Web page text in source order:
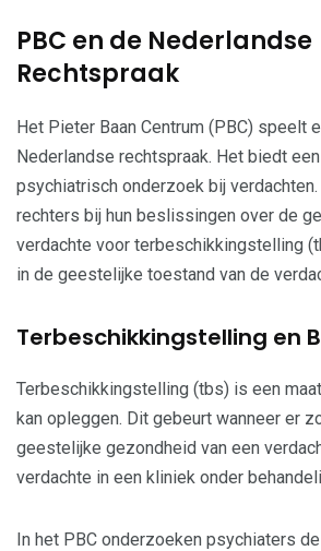
PBC en de Nederlandse
Rechtspraak
Het Pieter Baan Centrum (PBC) speelt
Nederlandse rechtspraak. Het biedt
psychiatrisch onderzoek bij
rechters bij hun beslissingen over de
verdachte voor terbeschikkingstelling
in de geestelijke toestand van de
Terbeschikkingstelling en
Terbeschikkingstelling (tbs) is een
kan opleggen. Dit gebeurt wanneer er
geestelijke gezondheid van een
verdachte in een kliniek onder
In het PBC onderzoeken psychiaters